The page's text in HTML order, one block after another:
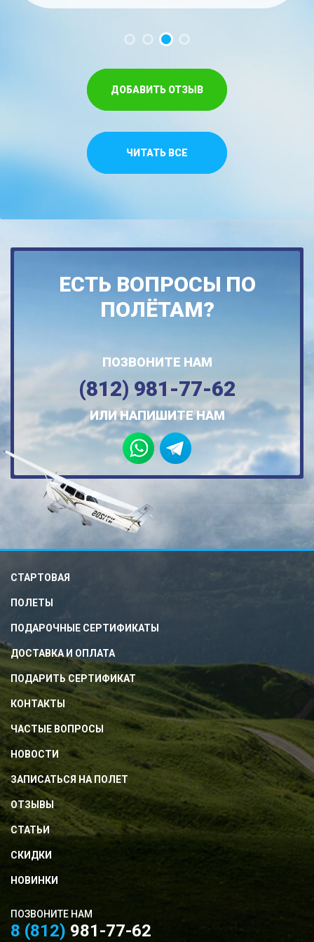
ДОБАВИТЬ ОТЗЫВ
ЧИТАТЬ ВСЕ
ЕСТЬ ВОПРОСЫ ПО
ПОЛЁТАМ?
ПОЗВОНИТЕ НАМ
(812) 981-77-62
ИЛИ НАПИШИТЕ НАМ
СТАРТОВАЯ
ПОЛЕТЫ
ПОДАРОЧНЫЕ СЕРТИФИКАТЫ
ДОСТАВКА И ОПЛАТА
ПОДАРИТЬ СЕРТИФИКАТ
КОНТАКТЫ
ЧАСТЫЕ ВОПРОСЫ
НОВОСТИ
ЗАПИСАТЬСЯ НА ПОЛЕТ
ОТЗЫВЫ
СТАТЬИ
СКИДКИ
НОВИНКИ
ПОЗВОНИТЕ НАМ
8 (812) 981-77-62